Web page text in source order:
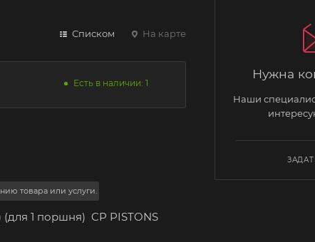
Списком На карте
Есть в наличии: 1
товара или услуги.
(для 1 поршня) CP PISTONS
Нужна
Наши